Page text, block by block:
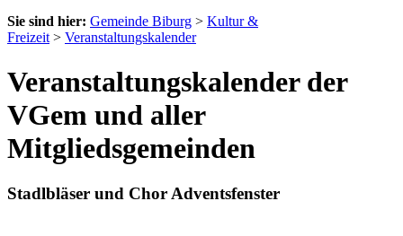
Sie sind hier: Gemeinde Biburg > Kultur &
Freizeit > Veranstaltungskalender
Veranstaltungskalender der
VGem und aller
Mitgliedsgemeinden
Stadlbläser und Chor Adventsfenster